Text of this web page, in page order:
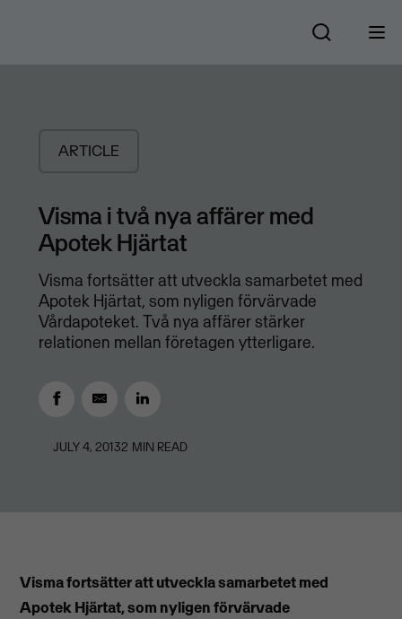
ARTICLE
Visma i två nya affärer med
Apotek Hjärtat
Visma fortsätter att utveckla samarbetet med
Apotek Hjärtat, som nyligen förvärvade
Vårdapoteket. Två nya affärer stärker
relationen mellan företagen ytterligare.
JULY 4, 20132 MIN READ
Visma fortsätter att utveckla samarbetet med
Apotek Hjärtat, som nyligen förvärvade